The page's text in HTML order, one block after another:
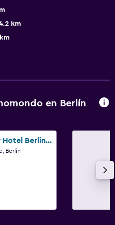
km
en Berlín
Meininger Hotel Berlin Tiergarten
Berlín